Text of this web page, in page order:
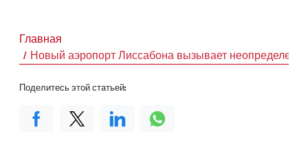
Главная
Новый аэропорт Лиссабона вызывает
Поделитесь этой статьей: